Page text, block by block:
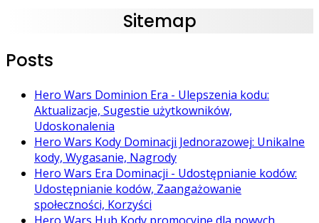
Sitemap
Posts
Hero Wars Dominion Era - Ulepszenia kodu:
Aktualizacje, Sugestie użytkowników,
Udoskonalenia
Hero Wars Kody Dominacji Jednorazowej: Unikalne
kody, Wygasanie, Nagrody
Hero Wars Era Dominacji - Udostępnianie kodów:
Udostępnianie kodów, Zaangażowanie
społeczności, Korzyści